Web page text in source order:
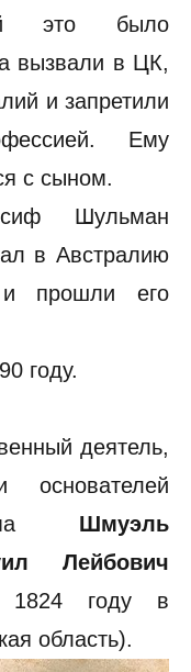
это было
вызвали в ЦК,
и запретили
Ему
с сыном.
Шульман
в Австралию
прошли его
году.
деятель,
Шмуэль
Лейбович
году в
область).